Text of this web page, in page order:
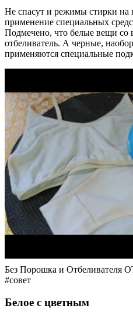
Не спасут и режимы стирки на
применение специальных
Подмечено, что белые вещи со
отбеливатель. А черные,
применяются специальные
Без Порошка и
#совет
Белое с цветным